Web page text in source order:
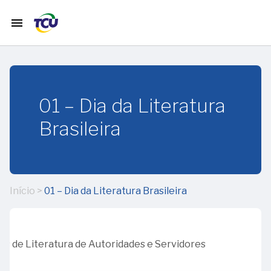
menu
História
do TCU
calendar_monthJaneiro
anos
01
01 – Dia da Literatura
Brasileira
Início > 01 – Dia da Literatura Brasileira
de Literatura de Autoridades e Servidores